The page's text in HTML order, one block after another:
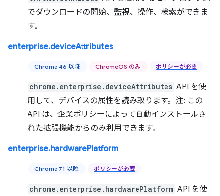
でダウンロードの開始、監視、操作、検索ができま
す。
enterprise.deviceAttributes
Chrome 46 以降 ChromeOS のみ ポリシーが必要
chrome.enterprise.deviceAttributes API を使
用して、デバイスの属性を読み取ります。注: この
API は、企業ポリシーによって自動インストールさ
れた拡張機能からのみ利用できます。
enterprise.hardwarePlatform
Chrome 71 以降 ポリシーが必要
chrome.enterprise.hardwarePlatform API を使